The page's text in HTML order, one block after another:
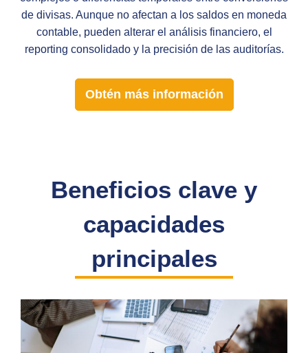
de divisas. Aunque no afectan a los saldos en moneda
contable, pueden alterar el análisis financiero, el
reporting consolidado y la precisión de las auditorías.
Obtén más información
Beneficios clave y
capacidades
principales